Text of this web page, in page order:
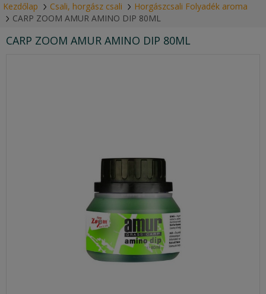
Kezdőlap Csali, horgász csali
Horgászcsali Folyadék aroma
CARP ZOOM AMUR AMINO DIP 80ML
CARP ZOOM AMUR AMINO DIP 80ML